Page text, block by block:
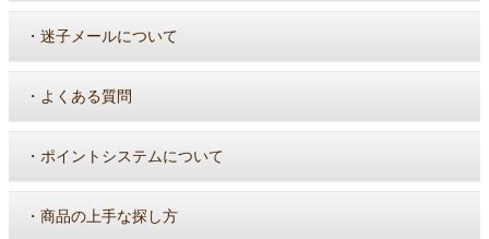
・ 迷子メールについて
・ よくある質問
・ ポイントシステムについて
・ 商品の上手な探し方